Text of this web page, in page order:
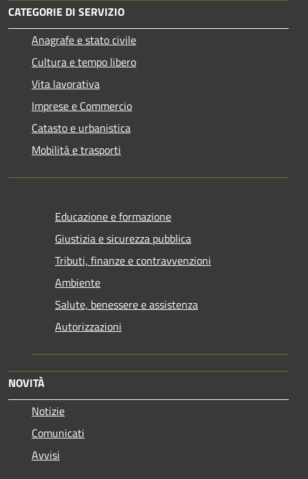
CATEGORIE DI SERVIZIO
Anagrafe e stato civile
Cultura e tempo libero
Vita lavorativa
Imprese e Commercio
Catasto e urbanistica
Mobilità e trasporti
Educazione e formazione
Giustizia e sicurezza pubblica
Tributi, finanze e contravvenzioni
Ambiente
Salute, benessere e assistenza
Autorizzazioni
NOVITÀ
Notizie
Comunicati
Avvisi